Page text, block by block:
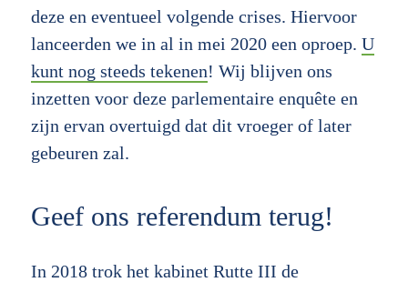
deze en eventueel volgende crises. Hiervoor
lanceerden we in al in mei 2020 een oproep. U
kunt nog steeds tekenen! Wij blijven ons
inzetten voor deze parlementaire enquête en
zijn ervan overtuigd dat dit vroeger of later
gebeuren zal.
Geef ons referendum terug!
In 2018 trok het kabinet Rutte III de